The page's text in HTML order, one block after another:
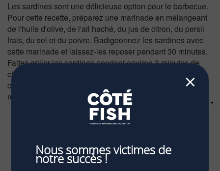
Les sardines sont une délicieuse option pour le barbecue.
Pour cette recette, préparez une marinade en mélangeant
de l'huile d'olive, de l'ail haché, du jus de citron, du persil
frais, du sel et du poivre. Badigeonnez les sardines avec
cette marinade et laissez-les reposer pendant 30 minutes.
Faites griller les sardines pendant environ 3 minutes de
chaque côté, jusqu'à ce qu'elles soient bien dorées et
croustillantes. Servez-les avec une salade fraîche pour un
repas léger et savoureux.
⨯
Nous sommes victimes de
notre succès !